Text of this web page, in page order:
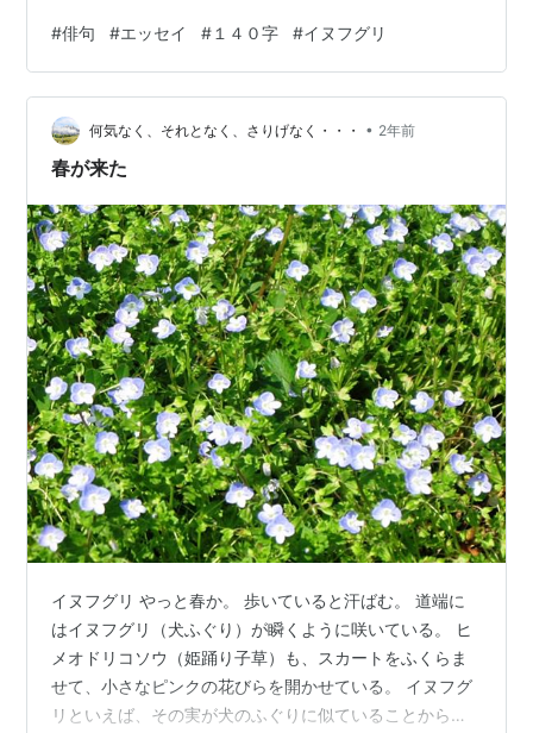
識を持たないが、両者は相当 似ていると言う。
#俳句 #エッセイ # １４０字 #イヌフグリ
何気なく、それとなく、さりげなく・・・ • 2年前
春が来た
イヌフグリ やっと春か。 歩いていると汗ばむ。 道端に
はイヌフグリ（犬ふぐり）が瞬くように咲いている。 ヒ
メオドリコソウ（姫踊り子草）も、スカートをふくらま
せて、小さなピンクの花びらを開かせている。 イヌフグ
リといえば、その実が犬のふぐりに似ていることから来